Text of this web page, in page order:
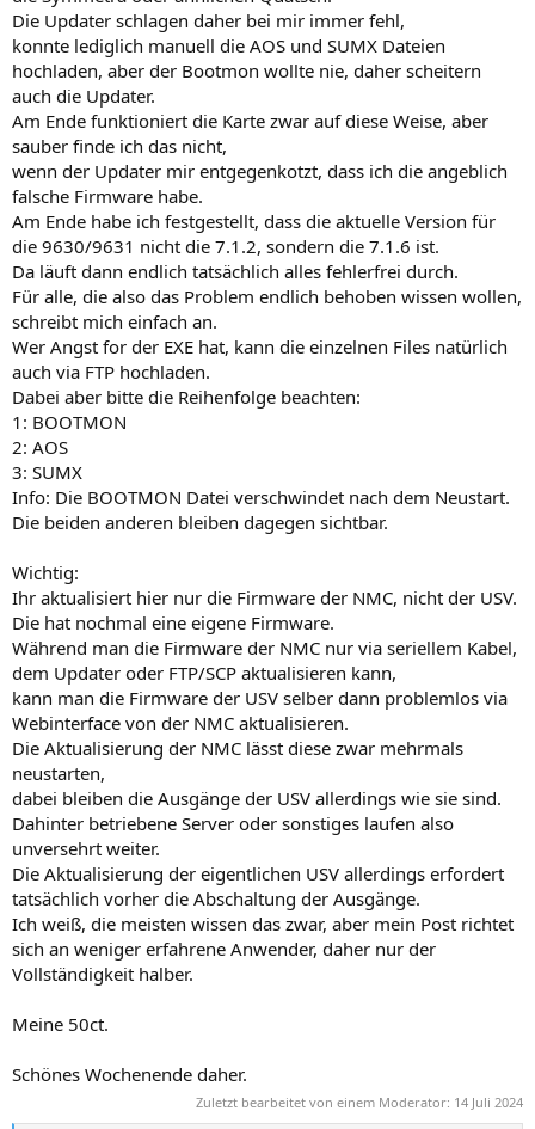
Die Updater schlagen daher bei mir immer fehl,
konnte lediglich manuell die AOS und SUMX Dateien
hochladen, aber der Bootmon wollte nie, daher scheitern
auch die Updater.
Am Ende funktioniert die Karte zwar auf diese Weise, aber
sauber finde ich das nicht,
wenn der Updater mir entgegenkotzt, dass ich die angeblich
falsche Firmware habe.
Am Ende habe ich festgestellt, dass die aktuelle Version für
die 9630/9631 nicht die 7.1.2, sondern die 7.1.6 ist.
Da läuft dann endlich tatsächlich alles fehlerfrei durch.
Für alle, die also das Problem endlich behoben wissen wollen,
schreibt mich einfach an.
Wer Angst for der EXE hat, kann die einzelnen Files natürlich
auch via FTP hochladen.
Dabei aber bitte die Reihenfolge beachten:
1: BOOTMON
2: AOS
3: SUMX
Info: Die BOOTMON Datei verschwindet nach dem Neustart.
Die beiden anderen bleiben dagegen sichtbar.
Wichtig:
Ihr aktualisiert hier nur die Firmware der NMC, nicht der USV.
Die hat nochmal eine eigene Firmware.
Während man die Firmware der NMC nur via seriellem Kabel,
dem Updater oder FTP/SCP aktualisieren kann,
kann man die Firmware der USV selber dann problemlos via
Webinterface von der NMC aktualisieren.
Die Aktualisierung der NMC lässt diese zwar mehrmals
neustarten,
dabei bleiben die Ausgänge der USV allerdings wie sie sind.
Dahinter betriebene Server oder sonstiges laufen also
unversehrt weiter.
Die Aktualisierung der eigentlichen USV allerdings erfordert
tatsächlich vorher die Abschaltung der Ausgänge.
Ich weiß, die meisten wissen das zwar, aber mein Post richtet
sich an weniger erfahrene Anwender, daher nur der
Vollständigkeit halber.
Meine 50ct.
Schönes Wochenende daher.
Zuletzt bearbeitet von einem Moderator: 14 Juli 2024